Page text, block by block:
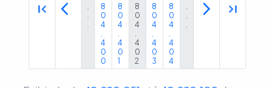
first_page arrow_back_ios
.
.
.
8
0
4
.
4
0
0
8
0
4
.
4
0
1
8
0
4
.
4
0
2
8
0
4
.
4
0
3
8
0
4
.
4
0
4
.
.
.
arrow_forward_ios last_page